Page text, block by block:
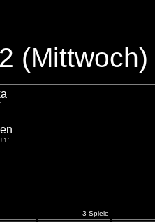
(Mittwoch)
3 Spiele